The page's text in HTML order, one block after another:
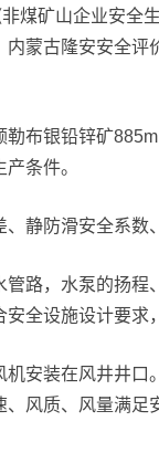
煤矿山企业安
蒙古隆安安全
布银铅锌矿
条件。
静防滑安全系数
路，水泵的扬
全设施设计要求
安装在风井井
风质、风量满